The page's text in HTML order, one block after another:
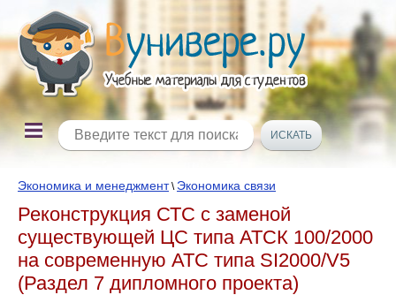
Экономика и менеджмент\ Экономика связи
Реконструкция СТС с заменой
существующей ЦС типа АТСК 100/2000
на современную АТС типа SI2000/V5
(Раздел 7 дипломного проекта)